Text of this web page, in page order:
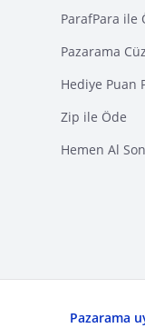
ParafPara ile
Pazarama
Hediye Puan
Zip ile Öde
Hemen Al
Pazarama